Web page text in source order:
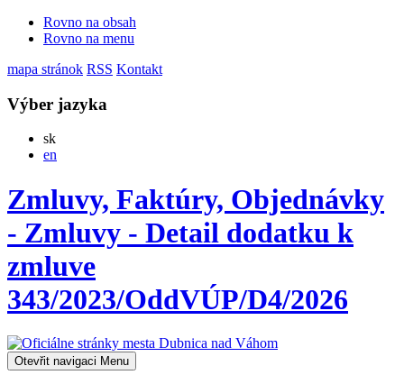
Rovno na obsah
Rovno na menu
mapa stránok RSS Kontakt
Výber jazyka
skSlovensky
en
Zmluvy, Faktúry, Objednávky
- Zmluvy - Detail dodatku k
zmluve
343/2023/OddVÚP/D4/2026
Otevřit navigaci Menu